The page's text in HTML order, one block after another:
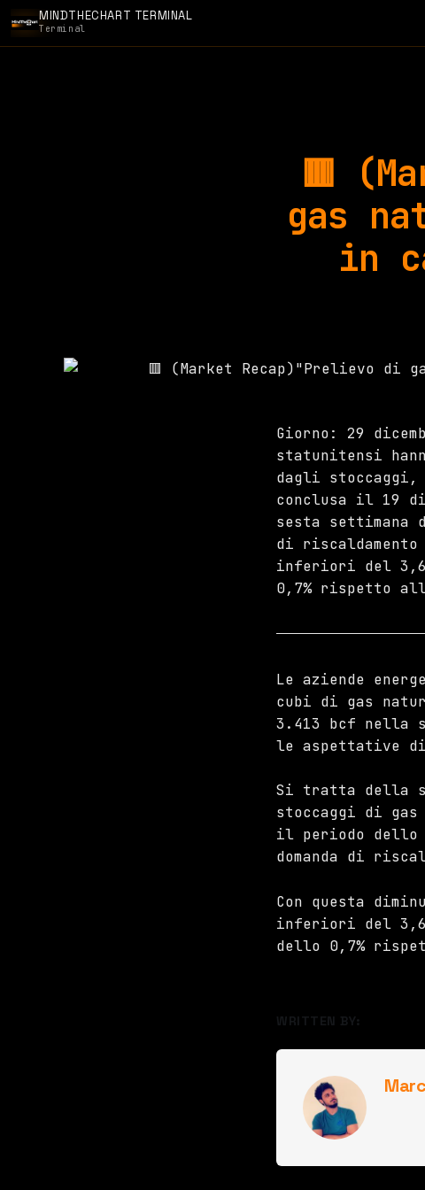
MINDTHECHART TERMINAL
Terminal
🟥
gas
in
Giorno: 29
statunitensi
dagli
conclusa il 19
sesta settimana
di
inferiori del
0,7% rispetto
Le aziende
cubi di gas
3.413 bcf nella
le aspettative di
Si tratta della
stoccaggi di
il periodo dello
domanda di
Con questa
inferiori del
dello 0,7%
WRITTEN BY: